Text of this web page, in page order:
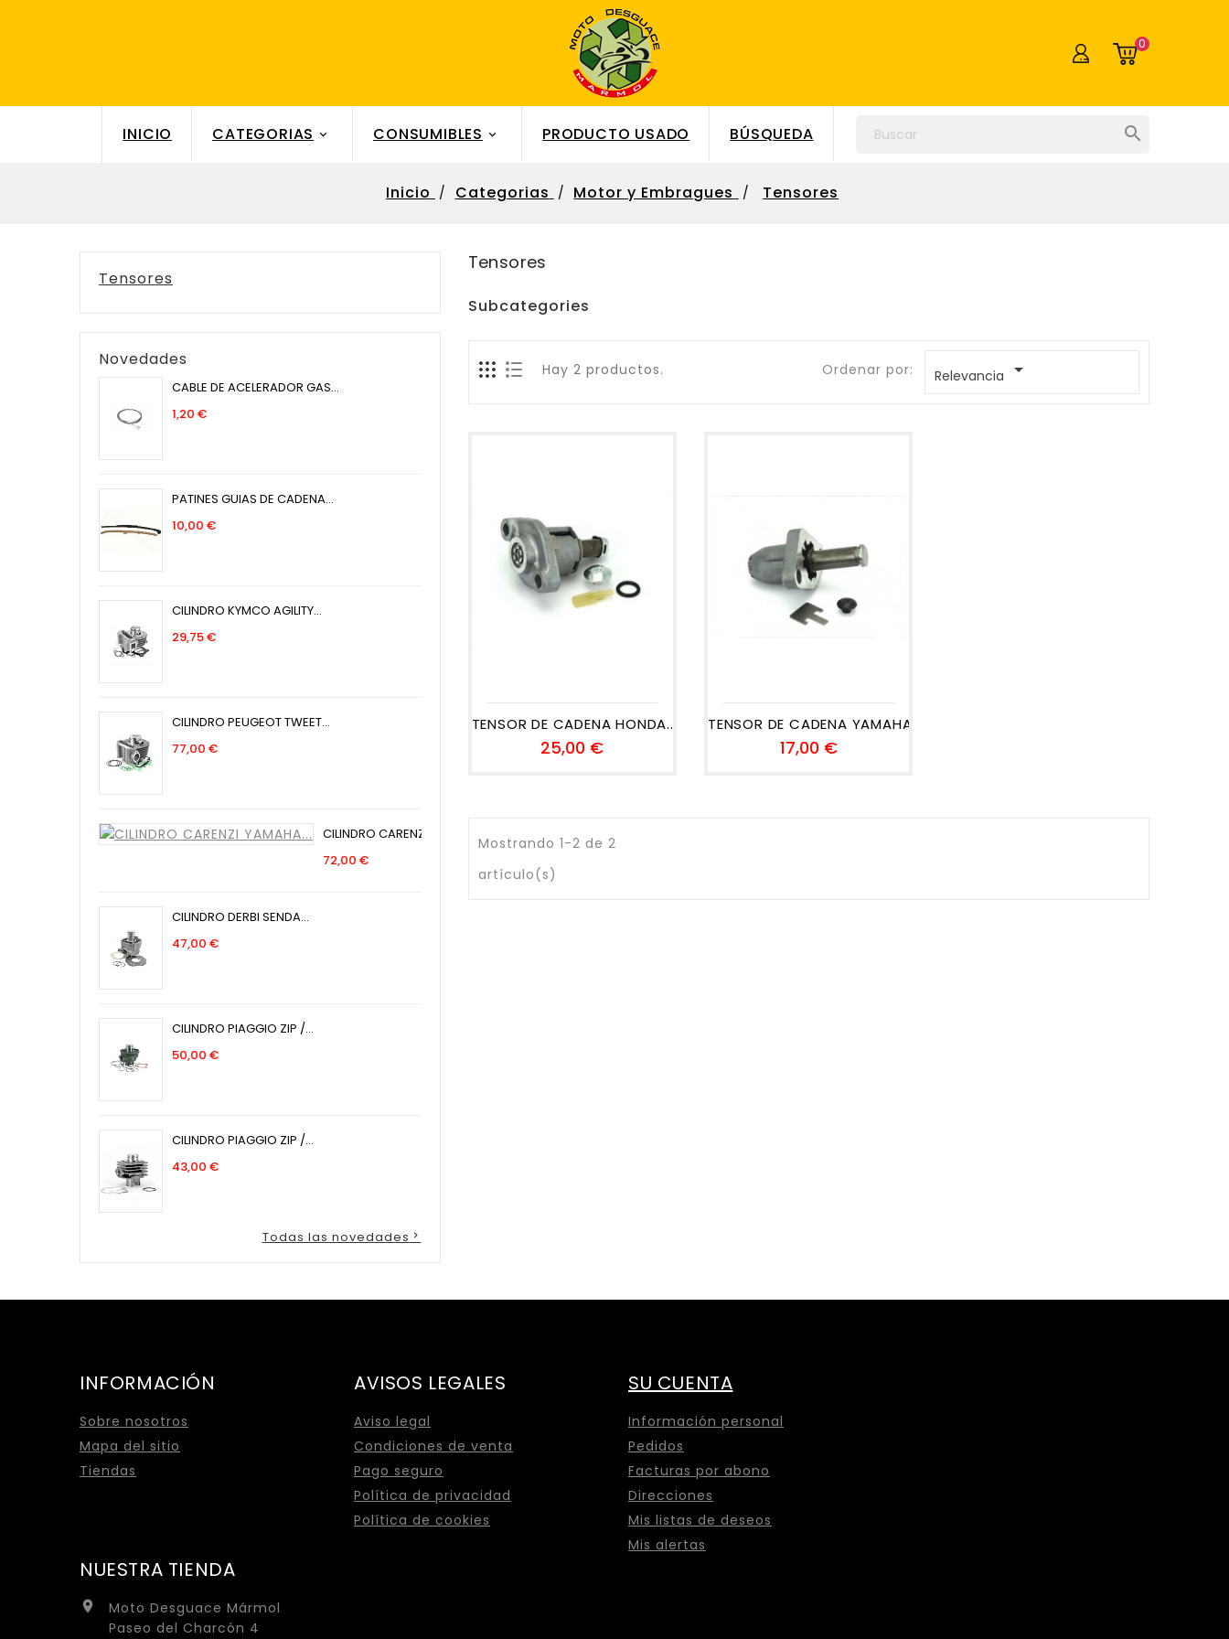
0
INICIO 
CATEGORIAS 
CONSUMIBLES PRODUCTO USADO BÚSQUEDA 
Inicio Categorias Motor y Embragues Tensores
Tensores
Novedades
CABLE DE ACELERADOR GAS...
1,20 €Precio
PATINES GUIAS DE CADENA...
10,00 €Precio
CILINDRO KYMCO AGILITY...
29,75 €Precio
CILINDRO PEUGEOT TWEET...
77,00 €Precio
CILINDRO CARENZI YAMAHA...
72,00 €Precio
CILINDRO DERBI SENDA...
47,00 €Precio
CILINDRO PIAGGIO ZIP /...
50,00 €Precio
CILINDRO PIAGGIO ZIP /...
43,00 €Precio
Todas las novedades 
Tensores
Subcategories
Hay 2 productos. Ordenar por: Relevancia 
TENSOR DE CADENA HONDA...
25,00 €Precio
TENSOR DE CADENA YAMAHA...
17,00 €Precio
Mostrando 1-2 de 2
artículo(s)
INFORMACIÓN
Sobre nosotros
Mapa del sitio
Tiendas
AVISOS LEGALES
Aviso legal
Condiciones de venta
Pago seguro
Política de privacidad
Política de cookies
SU CUENTA
Información personal
Pedidos
Facturas por abono
Direcciones
Mis listas de deseos
Mis alertas
NUESTRA TIENDA

Moto Desguace Mármol
Paseo del Charcón 4